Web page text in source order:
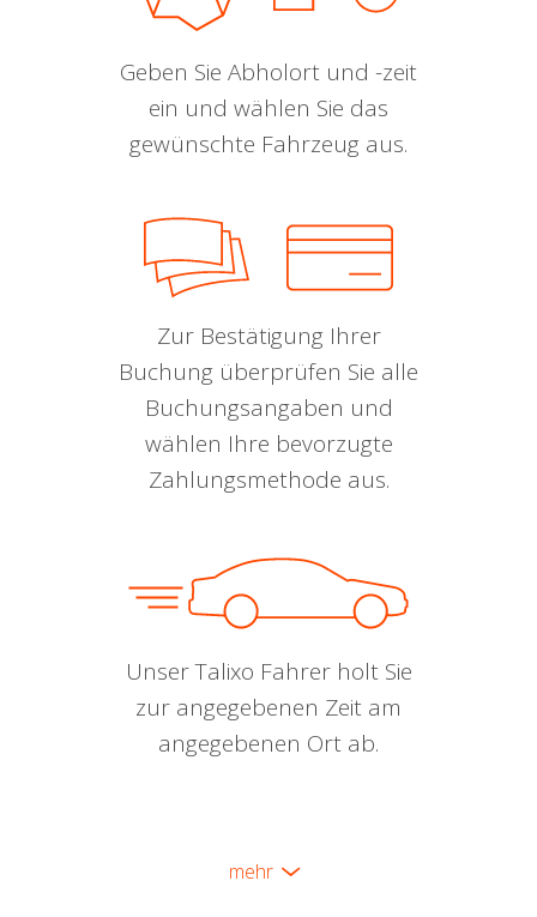
Geben Sie Abholort und -zeit
ein und wählen Sie das
gewünschte Fahrzeug aus.
Zur Bestätigung Ihrer
Buchung überprüfen Sie alle
Buchungsangaben und
wählen Ihre bevorzugte
Zahlungsmethode aus.
Unser Talixo Fahrer holt Sie
zur angegebenen Zeit am
angegebenen Ort ab.
mehr